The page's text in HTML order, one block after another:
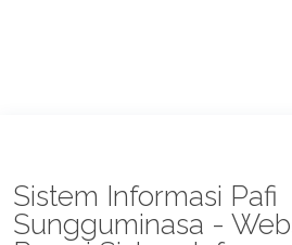
Sistem Informasi Pafi
Sungguminasa -